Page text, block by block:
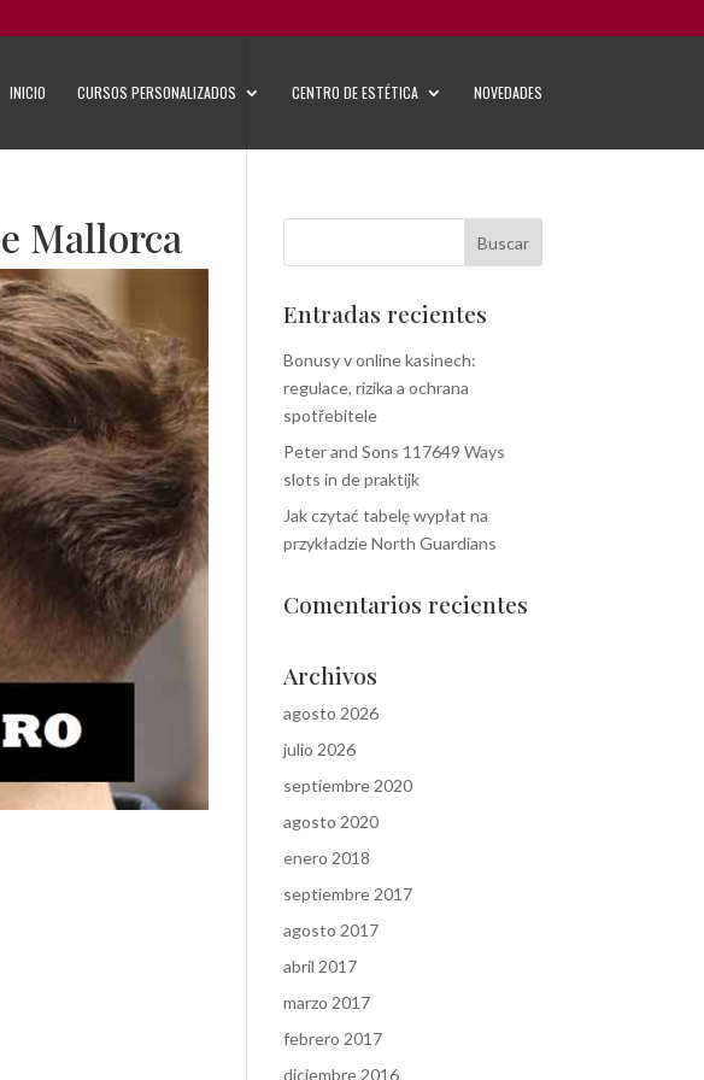
INICIO CURSOS PERSONALIZADOS CENTRO DE ESTÉTICA NOVEDADES
Mallorca
Entradas recientes
Bonusy v online kasinech:
regulace, rizika a ochrana
spotřebitele
Peter and Sons 117649 Ways
slots in de praktijk
Jak czytać tabelę wypłat na
przykładzie North Guardians
Comentarios recientes
Archivos
agosto 2026
julio 2026
septiembre 2020
agosto 2020
enero 2018
septiembre 2017
agosto 2017
abril 2017
marzo 2017
febrero 2017
diciembre 2016